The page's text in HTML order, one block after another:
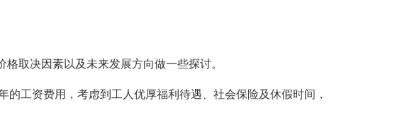
取决因素以及未来发展方向做一些探讨。
工资费用，考虑到工人优厚福利待遇、社会保险及休假时间，